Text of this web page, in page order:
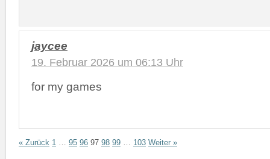
jaycee
19. Februar 2026 um 06:13 Uhr
for my games
« Zurück 1 95 96 97 98 99 103 Weiter »